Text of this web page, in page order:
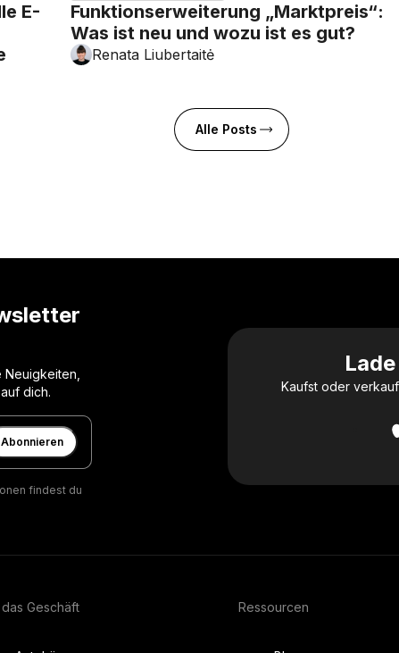
E-
Funktionserweiterung „Marktpreis“:
Was ist neu und wozu ist es gut?
Renata Liubertaitė
Alle Posts
dich.
Abonnieren
findest du
Kaufst oder
Geschäft Ressourcen